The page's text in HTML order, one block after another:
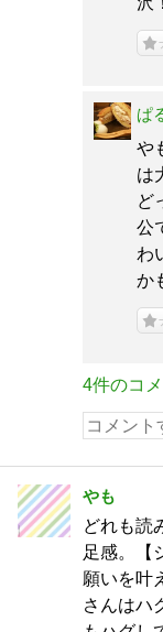
ぱ
や
は
ど
公
わ
か
4件のコ
やも
どれも読
足感。【
願いを叶
さんはハ